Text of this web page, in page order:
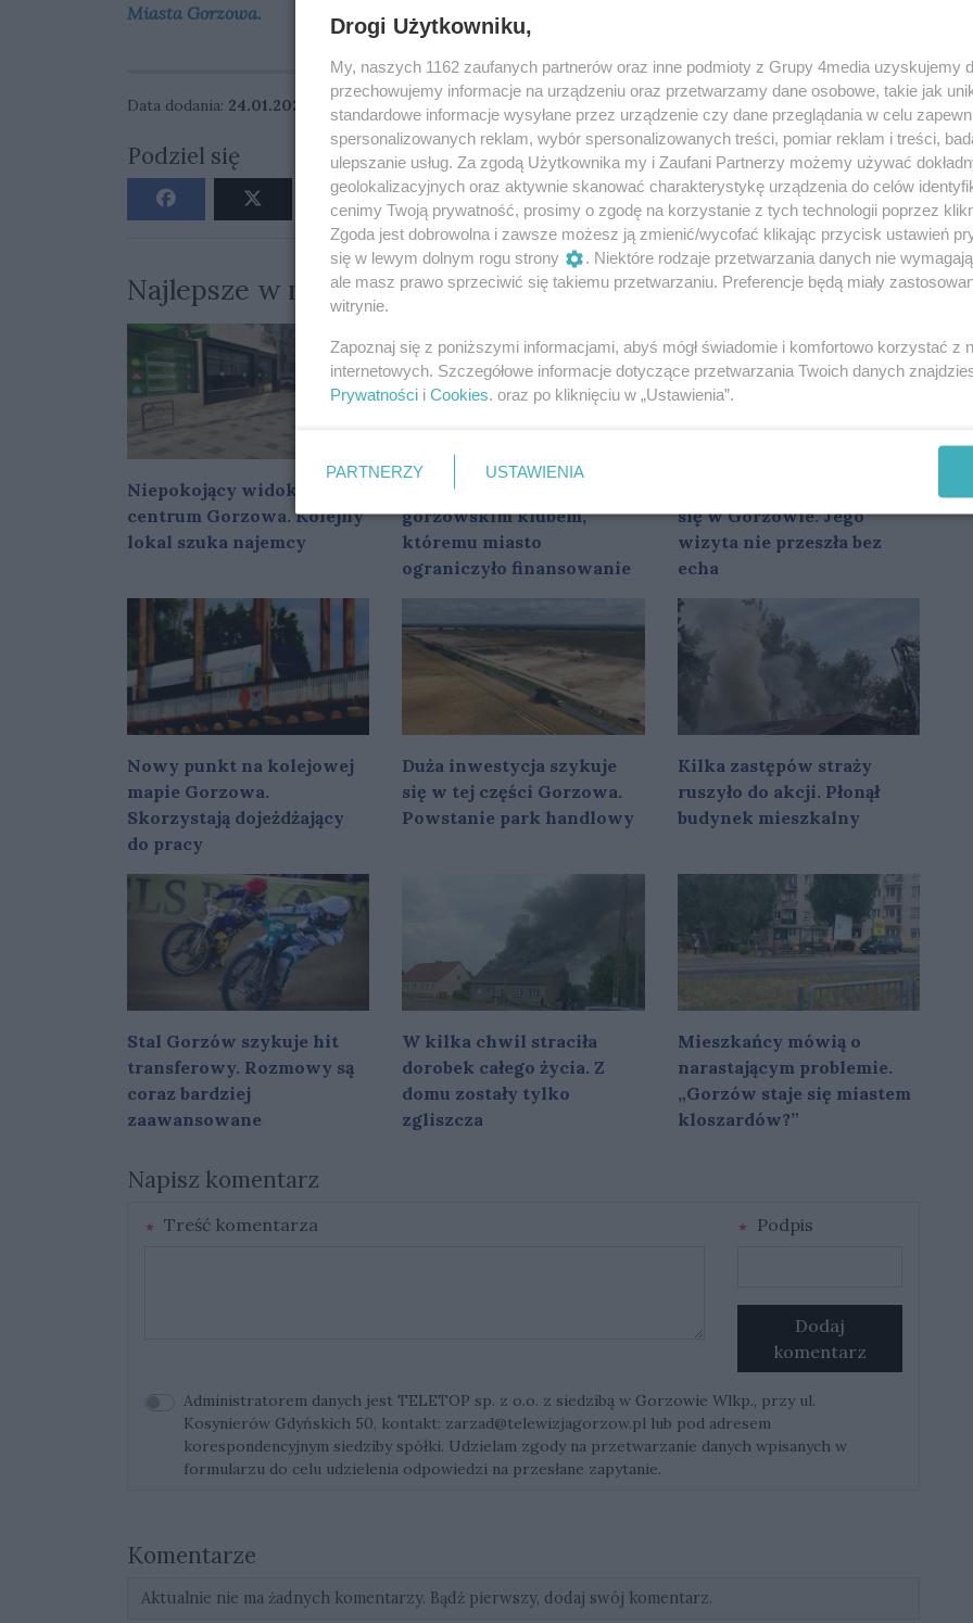
Miasta Gorzowa.
Data dodania: 24.01.2023 17:43
Podziel się Oceń
0 0
Najlepsze w miesiącu
Niepokojący widok w
centrum Gorzowa. Kolejny
lokal szuka najemcy
Stal jest jedynym
gorzowskim klubem,
któremu miasto
ograniczyło finansowanie
się w Gorzowie. Jego
wizyta nie przeszła bez
echa
Nowy punkt na kolejowej
mapie Gorzowa.
Skorzystają dojeżdżający
do pracy
Duża inwestycja szykuje
się w tej części Gorzowa.
Powstanie park handlowy
Kilka zastępów straży
ruszyło do akcji. Płonął
budynek mieszkalny
Stal Gorzów szykuje hit
transferowy. Rozmowy są
coraz bardziej
zaawansowane
W kilka chwil straciła
dorobek całego życia. Z
domu zostały tylko
zgliszcza
Mieszkańcy mówią o
narastającym problemie.
„Gorzów staje się miastem
kloszardów?”
Napisz komentarz
Treść komentarza Podpis
Dodaj
komentarz
Administratorem danych jest TELETOP sp. z o.o. z siedzibą w Gorzowie Wlkp., przy ul.
Kosynierów Gdyńskich 50, kontakt: zarzad@telewizjagorzow.pl lub pod adresem
korespondencyjnym siedziby spółki. Udzielam zgody na przetwarzanie danych wpisanych w
formularzu do celu udzielenia odpowiedzi na przesłane zapytanie.
Komentarze
Aktualnie nie ma żadnych komentarzy. Bądź pierwszy, dodaj swój komentarz.
Drogi Użytkowniku,
My, naszych 1162 zaufanych partnerów oraz inne podmioty z Grupy 4media uzyskujemy
przechowujemy informacje na urządzeniu oraz przetwarzamy dane osobowe, takie jak
standardowe informacje wysyłane przez urządzenie czy dane przeglądania w celu
spersonalizowanych reklam, wybór spersonalizowanych treści, pomiar reklam i treści,
ulepszanie usług. Za zgodą Użytkownika my i Zaufani Partnerzy możemy używać
geolokalizacyjnych oraz aktywnie skanować charakterystykę urządzenia do celów
cenimy Twoją prywatność, prosimy o zgodę na korzystanie z tych technologii poprzez
Zgoda jest dobrowolna i zawsze możesz ją zmienić/wycofać klikając przycisk ustawień
się w lewym dolnym rogu strony
. Niektóre rodzaje przetwarzania danych nie
ale masz prawo sprzeciwić się takiemu przetwarzaniu. Preferencje będą miały
witrynie.
Zapoznaj się z poniższymi informacjami, abyś mógł świadomie i komfortowo korzystać z
internetowych. Szczegółowe informacje dotyczące przetwarzania Twoich danych
Prywatności i Cookies. oraz po kliknięciu w „Ustawienia”.
PARTNERZY USTAWIENIA